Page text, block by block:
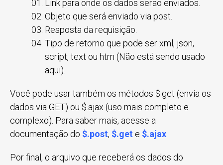
Link para onde os dados serão enviados.
Objeto que será enviado via post.
Resposta da requisição.
Tipo de retorno que pode ser xml, json,
script, text ou htm (Não está sendo usado
aqui).
Você pode usar também os métodos $.get (envia os
dados via GET) ou $.ajax (uso mais completo e
complexo). Para saber mais, acesse a
documentação do $.post, $.get e $.ajax
Por final, o arquivo que receberá os dados do